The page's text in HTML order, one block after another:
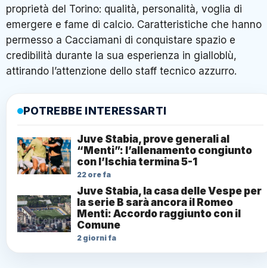
proprietà del Torino: qualità, personalità, voglia di
emergere e fame di calcio. Caratteristiche che hanno
permesso a Cacciamani di conquistare spazio e
credibilità durante la sua esperienza in gialloblù,
attirando l’attenzione dello staff tecnico azzurro.
POTREBBE INTERESSARTI
Juve Stabia, prove generali al
“Menti”: l’allenamento congiunto
con l’Ischia termina 5-1
22 ore fa
Juve Stabia, la casa delle Vespe per
la serie B sarà ancora il Romeo
Menti: Accordo raggiunto con il
Comune
2 giorni fa